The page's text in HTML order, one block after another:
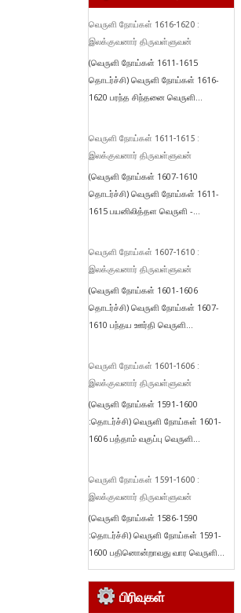
வெருளி நோய்கள் 1616-1620 :
இலக்குவனார் திருவள்ளுவன்
(வெருளி நோய்கள் 1611-1615
தொடர்ச்சி) வெருளி நோய்கள் 1616-
1620 பரந்த சிந்தனை வெருளி...
வெருளி நோய்கள் 1611-1615 :
இலக்குவனார் திருவள்ளுவன்
(வெருளி நோய்கள் 1607-1610
தொடர்ச்சி) வெருளி நோய்கள் 1611-
1615 பயனிலித்தள வெருளி -...
வெருளி நோய்கள் 1607-1610 :
இலக்குவனார் திருவள்ளுவன்
(வெருளி நோய்கள் 1601-1606
தொடர்ச்சி) வெருளி நோய்கள் 1607-
1610 பந்தய ஊர்தி வெருளி...
வெருளி நோய்கள் 1601-1606 :
இலக்குவனார் திருவள்ளுவன்
(வெருளி நோய்கள் 1591-1600
:தொடர்ச்சி) வெருளி நோய்கள் 1601-
1606 பத்தாம் வகுப்பு வெருளி...
வெருளி நோய்கள் 1591-1600 :
இலக்குவனார் திருவள்ளுவன்
(வெருளி நோய்கள் 1586-1590
:தொடர்ச்சி) வெருளி நோய்கள் 1591-
1600 பதினொன்றாவது வார வெருளி...
பிரிவுகள்